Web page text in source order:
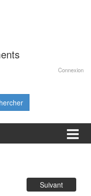
Connexion
Suivant